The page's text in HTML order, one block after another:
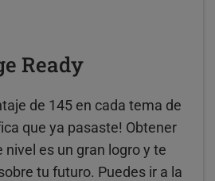
Ready
de 145 en cada tema de
que ya pasaste! Obtener
nivel es un gran logro y te
tu futuro. Puedes ir a la